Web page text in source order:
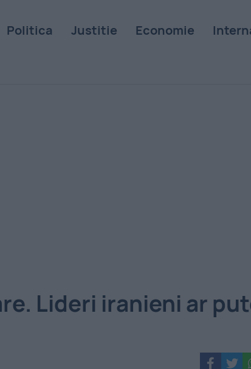
Politica Justitie Economie
Lideri iranieni ar